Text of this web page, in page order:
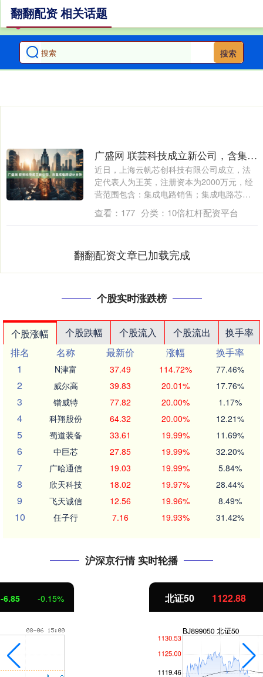
搜索
翻翻配资 相关话题
广盛网 联芸科技成立新公司，含集成电路设计业务
近日，上海云帆芯创科技有限公司成立，法
定代表人为王英，注册资本为2000万元，经
营范围包含：集成电路销售；集成电路芯片
及....
查看： 177 分类： 10倍杠杆配资平台
翻翻配资文章已加载完成
个股实时涨跌榜
个股涨幅 个股跌幅 个股流入 个股流出
换手率
排名
名称 最新价 涨幅
换手率
1
N津富 37.49 114.72% 77.46%
2 威尔高 39.83 20.01% 17.76%
3 锴威特 77.82 20.00% 1.17%
4 科翔股份 64.32 20.00% 12.21%
5 蜀道装备 33.61 19.99% 11.69%
6 中巨芯 27.85 19.99% 32.20%
7 广哈通信 19.03 19.99% 5.84%
8 欣天科技 18.02 19.97% 28.44%
9 飞天诚信 12.56 19.96% 8.49%
10 任子行 7.16 19.93% 31.42%
沪深京行情 实时轮播
北证50 3.42 0.30%